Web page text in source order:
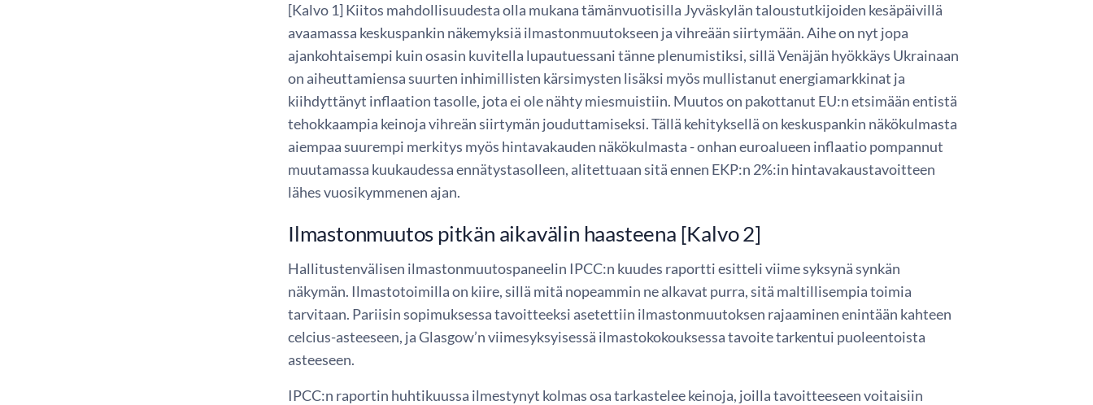
[Kalvo 1] Kiitos mahdollisuudesta olla mukana tämänvuotisilla Jyväskylän taloustutkijoiden kesäpäivillä
avaamassa keskuspankin näkemyksiä ilmastonmuutokseen ja vihreään siirtymään. Aihe on nyt jopa
ajankohtaisempi kuin osasin kuvitella lupautuessani tänne plenumistiksi, sillä Venäjän hyökkäys Ukrainaan
on aiheuttamiensa suurten inhimillisten kärsimysten lisäksi myös mullistanut energiamarkkinat ja
kiihdyttänyt inflaation tasolle, jota ei ole nähty miesmuistiin. Muutos on pakottanut EU:n etsimään entistä
tehokkaampia keinoja vihreän siirtymän jouduttamiseksi. Tällä kehityksellä on keskuspankin näkökulmasta
aiempaa suurempi merkitys myös hintavakauden näkökulmasta - onhan euroalueen inflaatio pompannut
muutamassa kuukaudessa ennätystasolleen, alitettuaan sitä ennen EKP:n 2%:in hintavakaustavoitteen
lähes vuosikymmenen ajan.
Ilmastonmuutos pitkän aikavälin haasteena [Kalvo 2]
Hallitustenvälisen ilmastonmuutospaneelin IPCC:n kuudes raportti esitteli viime syksynä synkän
näkymän. Ilmastotoimilla on kiire, sillä mitä nopeammin ne alkavat purra, sitä maltillisempia toimia
tarvitaan. Pariisin sopimuksessa tavoitteeksi asetettiin ilmastonmuutoksen rajaaminen enintään kahteen
celcius-asteeseen, ja Glasgow’n viimesyksyisessä ilmastokokouksessa tavoite tarkentui puoleentoista
asteeseen.
IPCC:n raportin huhtikuussa ilmestynyt kolmas osa tarkastelee keinoja, joilla tavoitteeseen voitaisiin